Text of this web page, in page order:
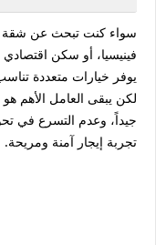
سواء كنت تبحث عن شقة
فينيسيا، أو سكن
يوفر خيارات متعددة
لكن يبقى العامل الأهم هو
جيداً، وعدم التسرع في
تجربة إيجار آمنة ومريحة.